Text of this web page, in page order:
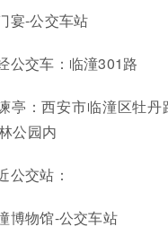
宴-公交车站
公交车：临潼301路
亭：西安市临潼区牡丹
公园内
公交站：
博物馆-公交车站